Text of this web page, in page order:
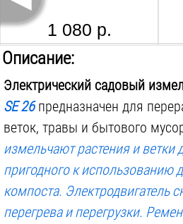
1 080 р.
3 500 р.
Описание:
Электрический садовый
SE 26предназначен для
веток, травы и бытового
измельчают растения и ветки
пригодного к использованию
компоста. Электродвигатель
перегрева и перегрузки.